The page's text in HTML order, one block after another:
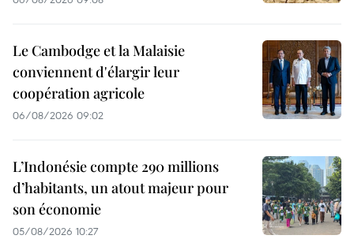
Le Cambodge et la Malaisie
conviennent d'élargir leur
coopération agricole
06/08/2026 09:02
L’Indonésie compte 290 millions
d’habitants, un atout majeur pour
son économie
05/08/2026 10:27